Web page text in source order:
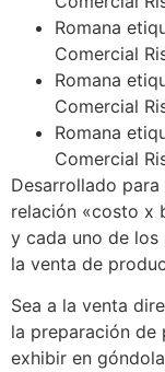
Romana
Comercial
Romana
Comercial
Romana
Comercial
Desarrollado
relación «costo x
y cada uno de los
la venta de
Sea a la venta
la preparación de
exhibir en